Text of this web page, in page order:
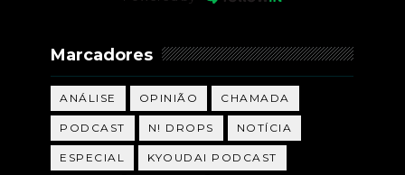
Marcadores
ANÁLISE OPINIÃO CHAMADA
PODCAST N! DROPS NOTÍCIA
ESPECIAL KYOUDAI PODCAST